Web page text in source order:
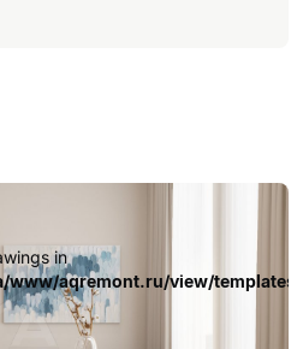
in
www/aqremont.ru/view/
in
www/aqremont.ru/view/